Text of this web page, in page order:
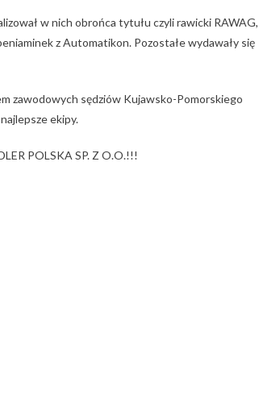
w nich obrońca tytułu czyli rawicki RAWAG,
z Automatikon. Pozostałe wydawały się
zawodowych sędziów Kujawsko-Pomorskiego
ekipy.
POLSKA SP. Z O.O.!!!